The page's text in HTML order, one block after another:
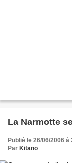
La Narmotte
Publié le 26/06/2006 à
Par Kitano